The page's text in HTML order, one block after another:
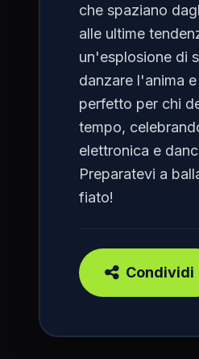
che spaziano
alle ultime
un'esplosione di
danzare l'anima
perfetto per chi
tempo,
elettronica e
Preparatevi a
fiato!
Condividi